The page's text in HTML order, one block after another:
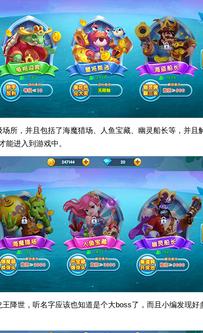
所，并且包括了海魔猎场、人鱼宝藏、幽灵船长等，并且
能进入到游戏中。
降世，听名字应该也知道是个大boss了，而且小编发现好